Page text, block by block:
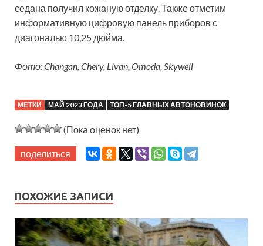
седана получил кожаную отделку. Также отметим
информативную цифровую панель приборов с
диагональю 10,25 дюйма.
Фото: Changan, Chery, Livan, Omoda, Skywell
МЕТКИ МАЙ 2023 ГОДА ТОП-5 ГЛАВНЫХ АВТОНОВИНОК
(Пока оценок нет)
поделиться
ПОХОЖИЕ ЗАПИСИ